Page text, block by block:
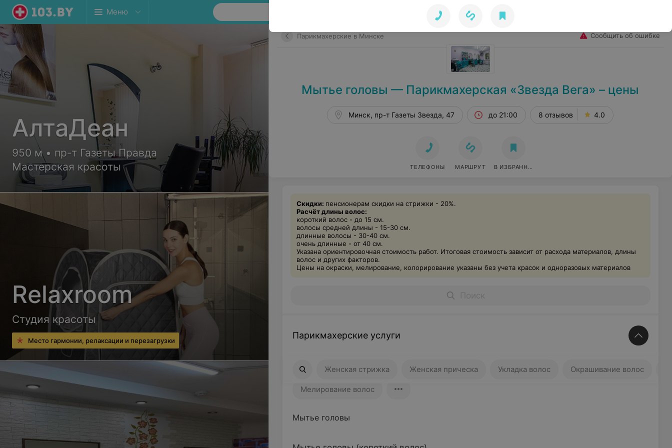
Меню
Парикмахерские в Минске Сообщить об ошибке
Мытье головы — Парикмахерская «Звезда Вега» – цены
Минск, пр-т Газеты Звезда, 47 до 21:00 8 отзывов 4.0
ТЕЛЕФОНЫ МАРШРУТ В ИЗБРАННОЕ
Скидки: пенсионерам скидки на стрижки - 20%.
Расчёт длины волос:
короткий волос - до 15 см.
волосы средней длины - 15-30 см.
длинные волосы - 30-40 см.
очень длинные - от 40 см.
Указана ориентировочная стоимость работ. Итоговая стоимость зависит от расхода материалов, длины
волос и других факторов.
Цены на окраски, мелирование, колорирование указаны без учета красок и одноразовых материалов
Парикмахерские услуги
Женская стрижка Женская прическа Укладка волос Окрашивание волос
Женская стрижка Женская прическа Укладка волос Окрашивание волос
Мелирование волос
Мытье головы
АлтаДеан
950 м • пр-т Газеты Правда
Мастерская красоты
Relaxroom
Студия красоты
Место гармонии, релаксации и перезагрузки